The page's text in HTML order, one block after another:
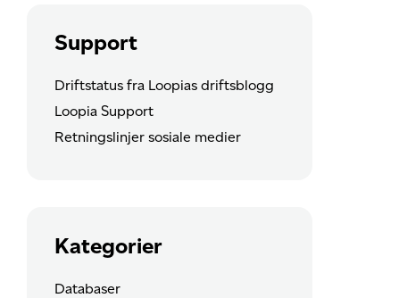
Support
Driftstatus fra Loopias driftsblogg
Loopia Support
Retningslinjer sosiale medier
Kategorier
Databaser